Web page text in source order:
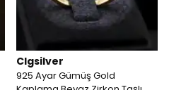
Clgsilver
925 Ayar Gümüş Gold